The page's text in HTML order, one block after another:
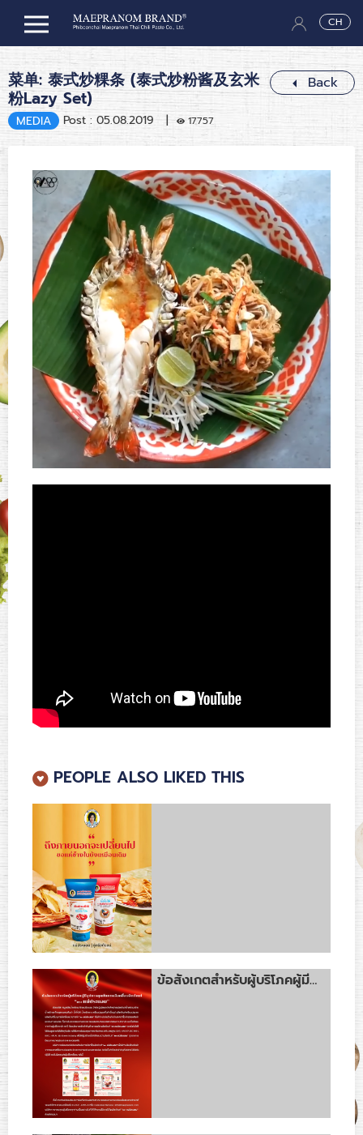
CH
菜单: 泰式炒粿条 (泰式炒粉酱及玄米
粉Lazy Set)
Back
MEDIA Post : 05.08.2019 | 17757
PEOPLE ALSO LIKED THIS
ข้อสังเกตสำหรับผู้บริโภคผู้มีอุปการคุณในการเลือกซื้อผลิตภัณฑ์ “ตรา แม่ประนอม”